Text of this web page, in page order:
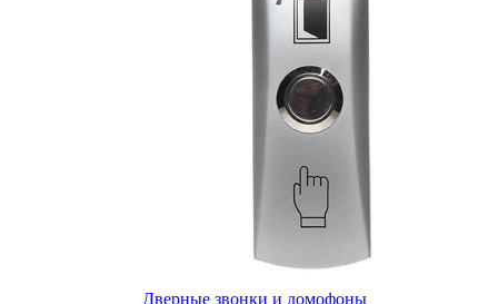
Дверные звонки и домофоны